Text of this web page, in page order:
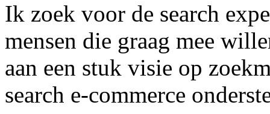
Ik zoek voor de search
mensen die graag mee
aan een stuk visie op
search e-commerce